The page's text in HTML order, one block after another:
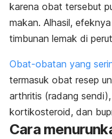
karena obat tersebut
makan. Alhasil,
timbunan lemak di
Obat-obatan yang
termasuk obat resep
arthritis (radang
kortikosteroid, dan
Cara